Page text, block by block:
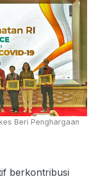
Beri Penghargaan
berkontribusi